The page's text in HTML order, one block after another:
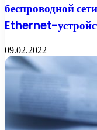
беспроводной
Ethernet-
09.02.2022